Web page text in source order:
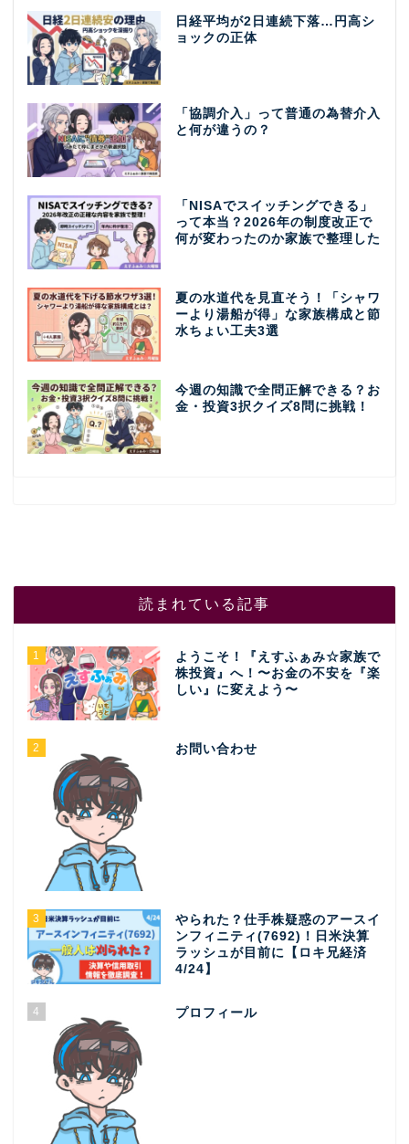
日経平均が2日連続下落…円高シ
ョックの正体
「協調介入」って普通の為替介入
と何が違うの？
「NISAでスイッチングできる」
って本当？2026年の制度改正で
何が変わったのか家族で整理した
夏の水道代を見直そう！「シャワ
ーより湯船が得」な家族構成と節
水ちょい工夫3選
今週の知識で全問正解できる？お
金・投資3択クイズ8問に挑戦！
読まれている記事
1
ようこそ！『えすふぁみ☆家族で
株投資』へ！〜お金の不安を『楽
しい』に変えよう〜
2 お問い合わせ
3
やられた？仕手株疑惑のアースイ
ンフィニティ(7692)！日米決算
ラッシュが目前に【ロキ兄経済
4/24】
4 プロフィール